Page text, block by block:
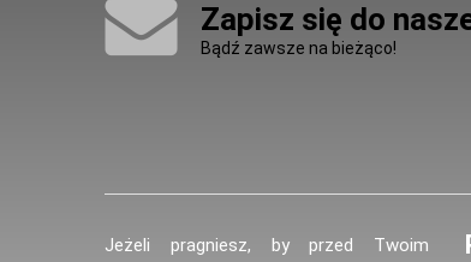
Zapisz się do
Bądź zawsze na bieżąco!
Jeżeli pragniesz, by przed Twoim